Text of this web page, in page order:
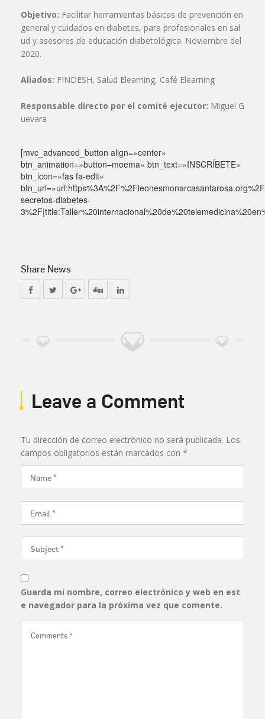
Objetivo: Facilitar herramientas básicas de prevención en
general y cuidados en diabetes, para profesionales en sal
ud y asesores de educación diabetológica. Noviembre del
2020.
Aliados: FINDESH, Salud Elearning, Café Elearning
Responsable directo por el comité ejecutor: Miguel G
uevara
[mvc_advanced_button align=»center»
btn_animation=»button–moema» btn_text=»INSCRÍBETE»
btn_icon=»fas fa-edit»
secretos-diabetes-
Share News
Leave a Comment
Tu dirección de correo electrónico no será publicada. Los
campos obligatorios están marcados con *
Guarda mi nombre, correo electrónico y web en est
e navegador para la próxima vez que comente.